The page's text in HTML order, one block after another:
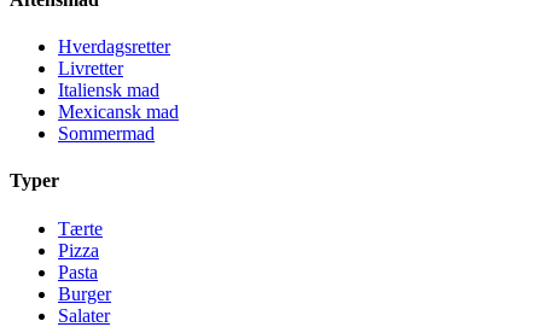
Hverdagsretter
Livretter
Italiensk mad
Mexicansk mad
Sommermad
Typer
Tærte
Pizza
Pasta
Burger
Salater